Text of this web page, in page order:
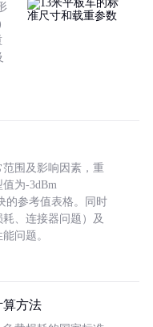
围及影响因素，重
为-3dBm
的参考值表格。同时
、连接器问题）及
问题。
算方法